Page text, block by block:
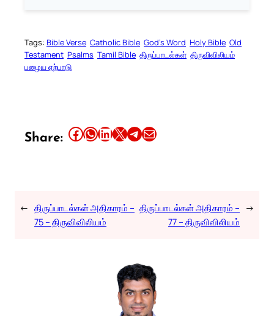
Tags: Bible Verse Catholic Bible God’s Word Holy Bible Old
Testament Psalms Tamil Bible திருப்பாடல்கள் திருவிவிலியம்
பழைய ஏற்பாடு
Share: Share this article on Facebook Share this article on WhatsApp Share this article on LinkedIn Share this article on X Share this article on TelegramEmail this Article
← திருப்பாடல்கள் அதிகாரம் –
75 – திருவிவிலியம்
திருப்பாடல்கள் அதிகாரம் –
77 – திருவிவிலியம்
→